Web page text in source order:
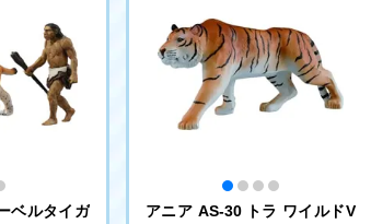
ベルタイガ
アニア AS-30 トラ ワイルドV